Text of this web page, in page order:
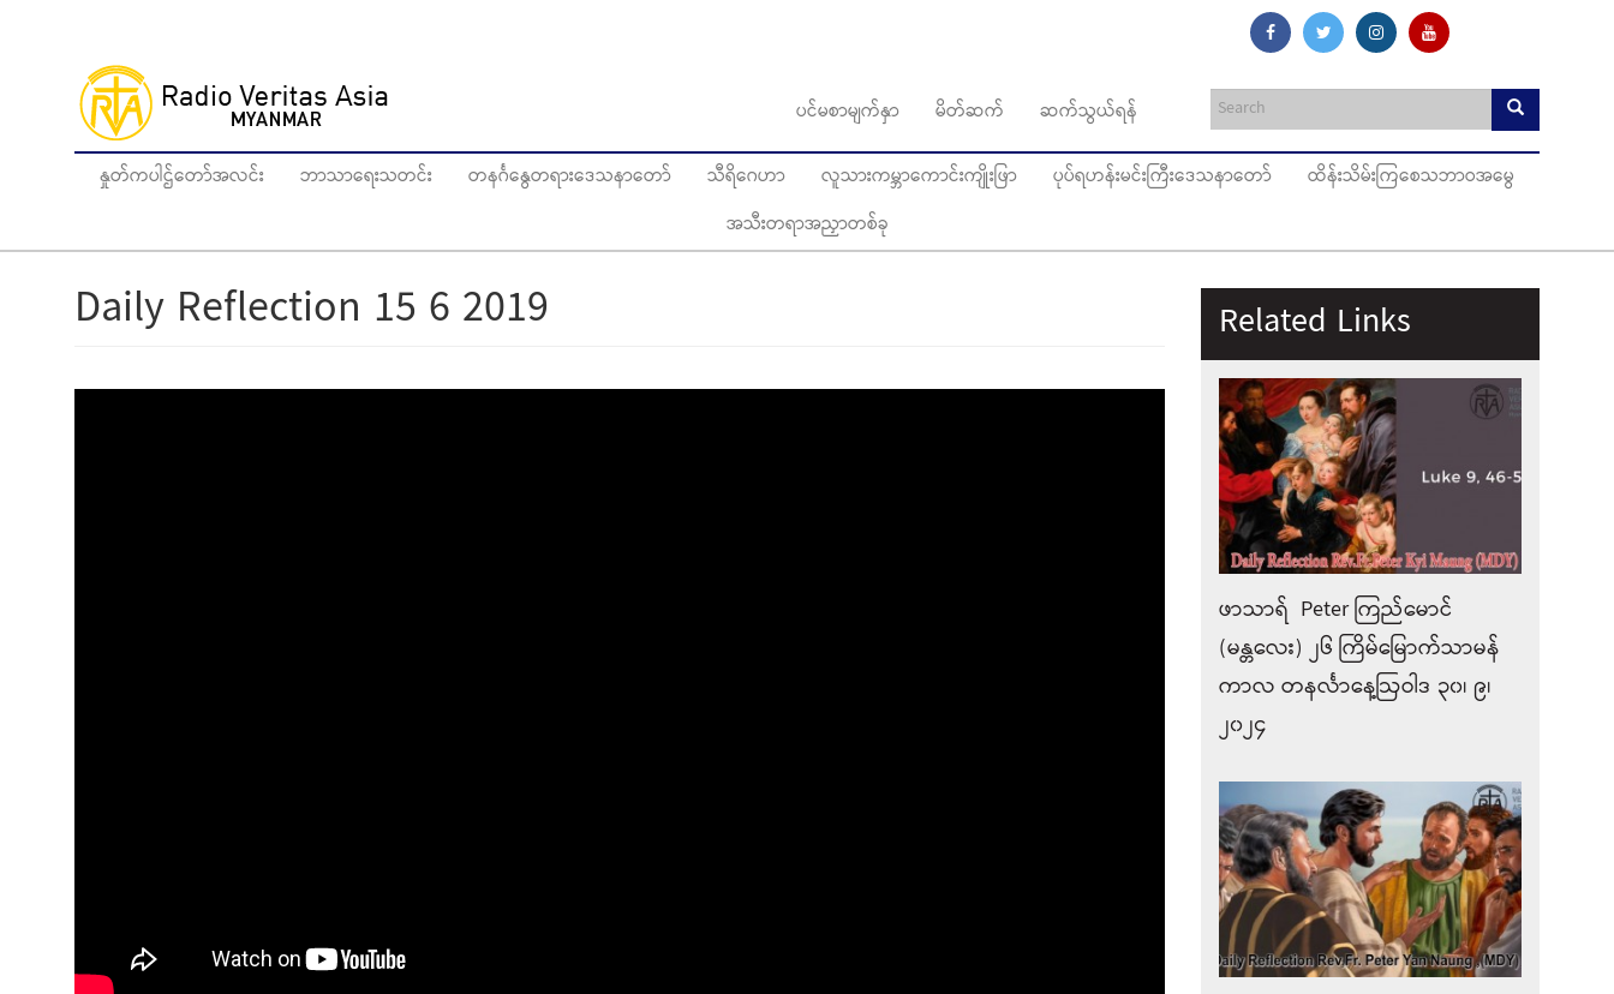
ပင်မစာမျက်နှာ မိတ်ဆက် ဆက်သွယ်ရန်
နှုတ်ကပါဌ်တော်အလင်း ဘာသာရေးသတင်း တနင်္ဂနွေတရားဒေသနာတော် သီရိဂေဟာ လူသားကမ္ဘာကောင်းကျိုးဖြာ ပုပ်ရဟန်းမင်းကြီးဒေသနာတော်
ထိန်းသိမ်းကြစေသဘာဝအမွေ
အသီးတရာအညှာတစ်ခု
Daily Reflection 15 6 2019 Related Links
ဖာသာရ် Peter ကြည်မောင်
(မန္တလေး) ၂၆ ကြိမ်မြောက်သာမန်
ကာလ တနင်္လာနေ့ဩဝါဒ ၃၀၊ ၉၊
၂၀၂၄